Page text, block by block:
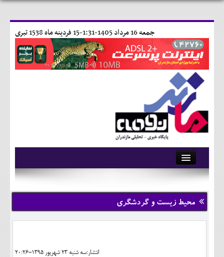
15 فردينه ماه 1538 تبری جمعه 16 مرداد 1405-1:31-
آرشیو
تماس با ما
وبلاگ
محیط زیست و گردشگری
انتشار:سه شنبه 23 شهريور 1395-20:26